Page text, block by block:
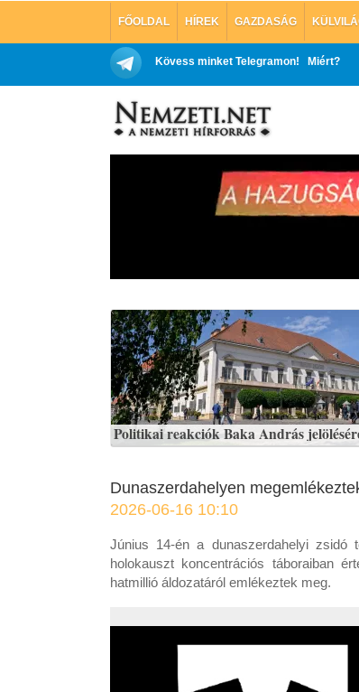
FŐOLDAL HÍREK GAZDASÁG
Kövess minket Telegramon! Miért?
Politikai reakciók Baka András
Dunaszerdahelyen
2026-06-16 10:10
Június 14-én a dunaszerdahelyi zsidó
holokauszt koncentrációs táboraiban
hatmillió áldozatáról emlékeztek meg.